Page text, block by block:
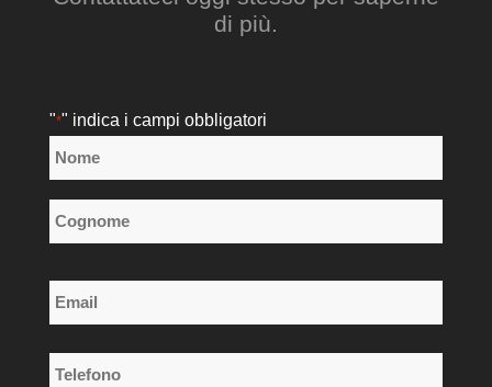
di più.
"*" indica i campi obbligatori
Nome
*
Email
*
Telefono